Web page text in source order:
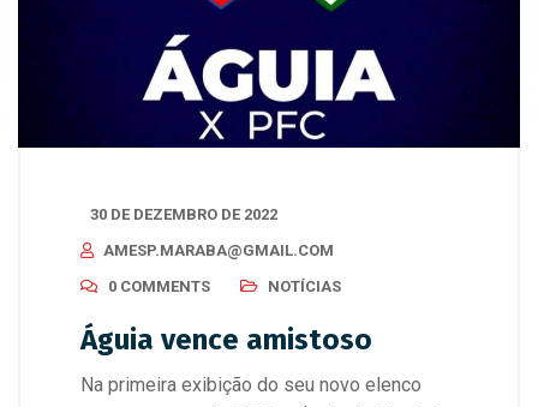
30 DE DEZEMBRO DE 2022
AMESP.MARABA@GMAIL.COM
0 COMMENTS
NOTÍCIAS
Águia vence amistoso
Na primeira exibição do seu novo elenco